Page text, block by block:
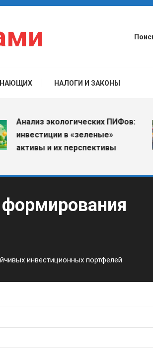
НАЛОГИ И ЗАКОНЫ
экологических ПИФов:
в «зеленые»
и их перспективы
инвестиционных портфелей